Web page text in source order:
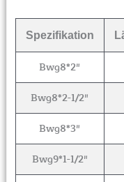
Spezifikation
Bwg8*2″
Bwg8*2-1/2″
Bwg8*3″
Bwg9*1-1/2″